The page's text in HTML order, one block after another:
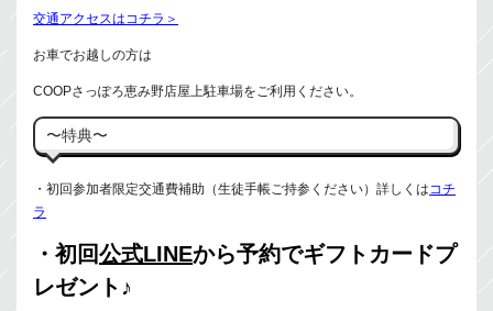
交通アクセスはコチラ＞
お車でお越しの方は
COOPさっぽろ恵み野店屋上駐車場をご利用ください。
〜特典〜
・初回参加者限定交通費補助（生徒手帳ご持参ください）詳しくはコチ
ラ
・初回公式LINEから予約でギフトカードプ
レゼント♪